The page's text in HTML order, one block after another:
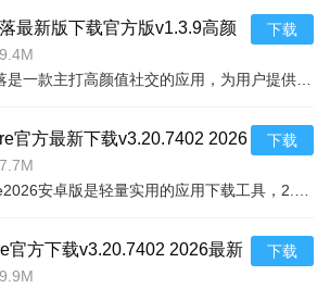
最新版下载官方版v1.3.9高颜
下载
官方最新下载v3.20.7402 2026
下载
官方下载v3.20.7402 2026最新
下载